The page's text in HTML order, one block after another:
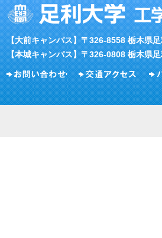
【大前キャンパス】〒326-8558 栃木
【本城キャンパス】〒326-0808 栃木
お問い合わせ 交通アクセス バ